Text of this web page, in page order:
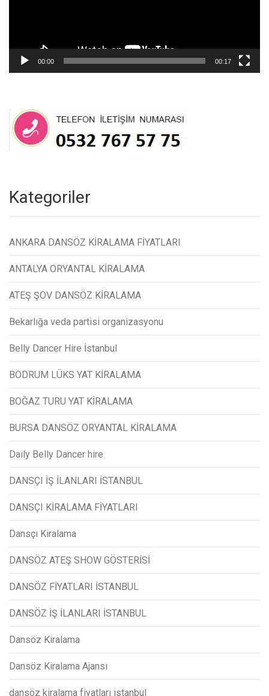
00:00 00:17
Kategoriler
ANKARA DANSÖZ KİRALAMA FİYATLARI
ANTALYA ORYANTAL KİRALAMA
ATEŞ ŞOV DANSÖZ KİRALAMA
Bekarlığa veda partisi organizasyonu
Belly Dancer Hire İstanbul
BODRUM LÜKS YAT KİRALAMA
BOĞAZ TURU YAT KİRALAMA
BURSA DANSÖZ ORYANTAL KİRALAMA
Daily Belly Dancer hire
DANSÇI İŞ İLANLARI İSTANBUL
DANSÇI KİRALAMA FİYATLARI
Dansçı Kiralama
DANSÖZ ATEŞ SHOW GÖSTERİSİ
DANSÖZ FİYATLARI İSTANBUL
DANSÖZ İŞ İLANLARI İSTANBUL
Dansöz Kiralama
Dansöz Kiralama Ajansı
dansöz kiralama fiyatları istanbul